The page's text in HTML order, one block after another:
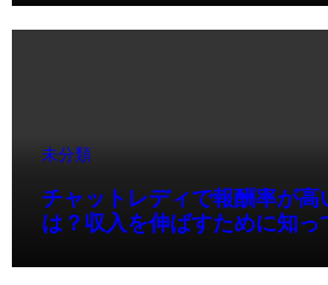
未分類
チャットレディで報酬率が高
は？収入を伸ばすために知っ